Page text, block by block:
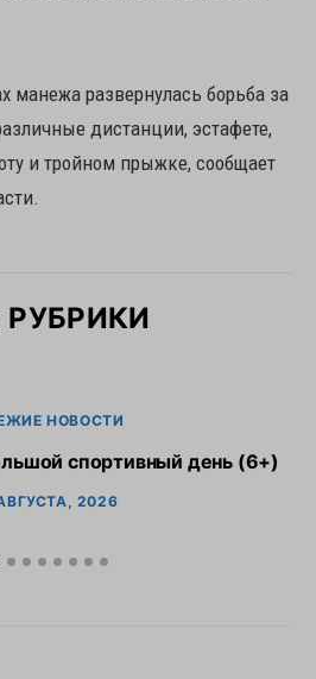
манежа развернулась борьба за
дистанции, эстафете,
и тройном прыжке, сообщает
НОВОСТИ
спортивный день (6+)
2026